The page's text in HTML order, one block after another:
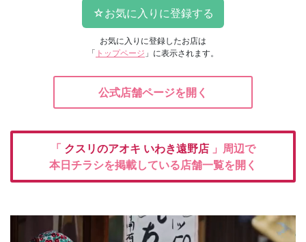
お気に入りに登録したお店は
「 トップページ 」に表示されます。
公式店舗ページを開く
「 クスリのアオキ いわき遠野店 」周辺で
本日チラシを掲載している店舗一覧を開く